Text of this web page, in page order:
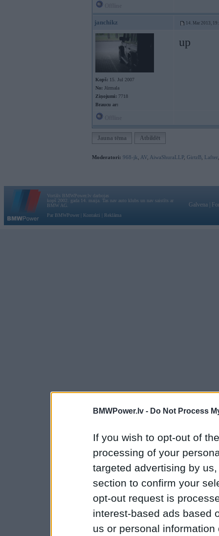
BMWPower.lv - Do Not Process
If you wish to opt-out of
processing of your
targeted advertising by
section to confirm your
opt-out request is
interest-based ads based
us or personal
janchikz 14. Mar 2013,
Kopš: 15. Jul 2007
No: Jūrmala
Ziņojumi: 7718
Braucu ar:
up
Jauna tēma Atbildēt
Moderatori: 968-jk AV AiwaShuraLLP, GirtzB Lafter
Vortāls BMWPower.lv darbojas
kopš 2002. gada 14. maija. Tas nav auto klubs un nav saistīts ar
BMW AG.
Par BMWPower
Kontakti Reklāma
Galvena